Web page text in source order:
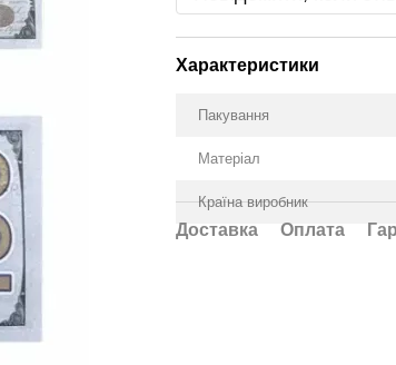
Характеристики
Пакування
Матеріал
Країна виробник
Доставка Оплата